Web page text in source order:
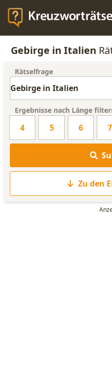
Gebirge in Italien
Rätselfrage
Ergebnisse nach Länge
4 5 6 7
Zu den